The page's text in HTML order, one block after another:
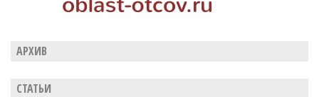
АРХИВ
СТАТЬИ